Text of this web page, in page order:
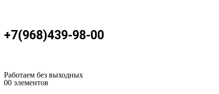
+7(968)439-98-00
Работаем без выходных
00 элементов